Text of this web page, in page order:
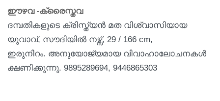
ഈഴവ -ക്രൈസ്തവ
ദമ്പതികളുടെ ക്രിസ്ത്യന്‍ മത വിശ്വാസിയായ
യുവാവ്, സൗദിയില്‍ നഴ്സ്, 29 / 166 cm,
ഇരുനിറം. അനുയോജ്യമായ വിവാഹാലോചനകള്‍
ക്ഷണിക്കുന്നു. 9895289694, 9446865303